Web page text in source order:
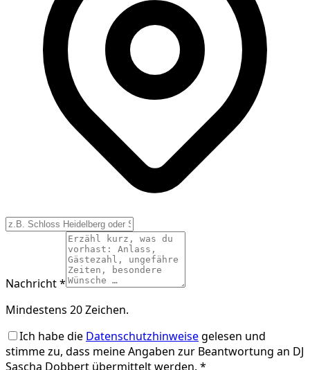
Nachricht *
Mindestens 20 Zeichen.
Ich habe die Datenschutzhinweisegelesen und
stimme zu, dass meine Angaben zur Beantwortung an DJ
Sascha Dobbert übermittelt werden. *